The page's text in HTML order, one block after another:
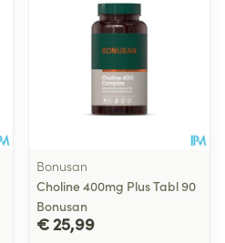
Bonusan
Choline 400mg Plus Tabl 90
Bonusan
€ 25,99